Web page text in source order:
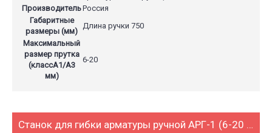
ПроизводительРоссия
Габаритные
размеры (мм)
Длина ручки 750
Максимальный
размер прутка
(классА1/А3
мм)
6-20
Станок для гибки арматуры ручной АРГ-1 (6-20 мм)